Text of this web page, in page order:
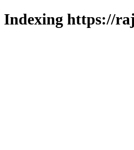
Indexing https://